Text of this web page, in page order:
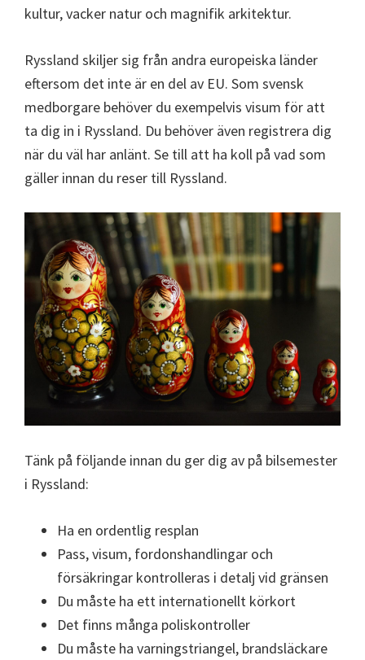
kultur, vacker natur och magnifik arkitektur.
Ryssland skiljer sig från andra europeiska länder
eftersom det inte är en del av EU. Som svensk
medborgare behöver du exempelvis visum för att
ta dig in i Ryssland. Du behöver även registrera dig
när du väl har anlänt. Se till att ha koll på vad som
gäller innan du reser till Ryssland.
Tänk på följande innan du ger dig av på bilsemester
i Ryssland:
Ha en ordentlig resplan
Pass, visum, fordonshandlingar och
försäkringar kontrolleras i detalj vid gränsen
Du måste ha ett internationellt körkort
Det finns många poliskontroller
Du måste ha varningstriangel, brandsläckare